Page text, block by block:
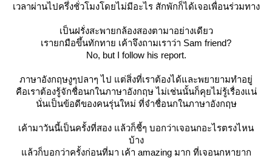
เวลาผ่านไปครึ่งชั่วโมงโดยไม่มีอะไร สักพักก็ได้เจอเพื่อนร่วมทาง
เป็นฝรั่งสะพายกล้องสองตามาอย่างเดียว
เรายกมือขึ้นทักทาย เค้าจึงถามเราว่า Sam friend?
No, but I follow his report.
ภาษาอังกฤษงูๆปลาๆ ไป แต่สิ่งที่เราต้องได้และพยายามทำอยู่
คือเราต้องรู้จักชื่อนกในภาษาอังกฤษ ไม่เช่นนั้นก็คุยไม่รู้เรื่องแน่
นั่นเป็นข้อดีของคนรุ่นใหม่ ที่จำชื่อนกในภาษาอังกฤษ
เค้ามาวันนี้เป็นครั้งที่สอง แล้วก็ชี้ๆ บอกว่าเจอนกอะไรตรงไหน
บ้าง
ล้วก็บอกว่าครั้งก่อนที่มา เค้า amazing มาก ที่เจอนกหายาก